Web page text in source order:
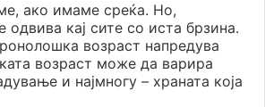
ако имаме среќа. Но,
одвива кај сите со иста брзина.
возраст напредува
возраст може да варира
и најмногу – храната која